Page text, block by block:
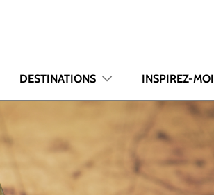
DESTINATIONS INSPIREZ-MOI